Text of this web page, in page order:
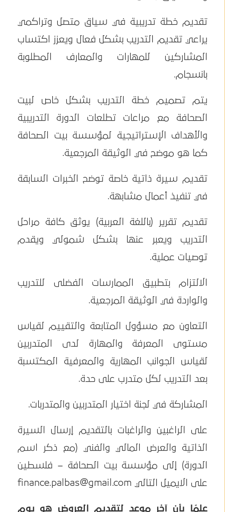
تقديم خطة تدريبية في سياق متصل وتراكمي
يراعي تقديم التدريب بشكل فعال ويعزز اكتساب
المشاركين للمهارات والمعارف المطلوبة
بانسجام.
يتم تصميم خطة التدريب بشكل خاص لبيت
الصحافة مع مراعات تطلعات الدورة التدريبية
والأهداف الإستراتيجية لمؤسسة بيت الصحافة
كما هو موضح في الوثيقة المرجعية.
تقديم سيرة ذاتية خاصة توضح الخبرات السابقة
في تنفيذ أعمال مشابهة.
تقديم تقرير (باللغة العربية) يوثق كافة مراحل
التدريب ويعبر عنها بشكل شمولي ويقدم
توصيات عملية.
الالتزام بتطبيق الممارسات الفضلى للتدريب
والواردة في الوثيقة المرجعية.
التعاون مع مسؤول المتابعة والتقييم لقياس
مستوى المعرفة والمهارة لدى المتدربين
لقياس الجوانب المهارية والمعرفية المكتسبة
بعد التدريب لكل متدرب على حدة.
المشاركة في لجنة اختيار المتدربين والمتدربات.
على الراغبين والراغبات بالتقديم إرسال السيرة
الذاتية والعرض المالي والفني (مع ذكر اسم
الدورة) إلى مؤسسة بيت الصحافة – فلسطين
على الايميل التالي finance.palbas@gmail.com
علمًا بأن آخر موعد لتقديم العروض هو يوم